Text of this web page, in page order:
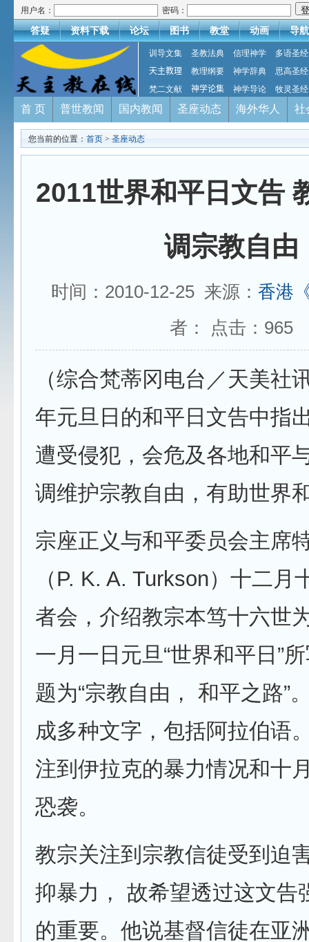
用户名： 密码：
答疑 资料下载 论坛 图书 教堂 动画 导航
训导文集 圣教法典 信理神学
多语圣经
天主教理
教理纲要 神学辞典
思高圣经
梵二文献
神学论集 神学导论 牧灵圣经
首 页 普世教闻 国内教闻 圣座动态 海外华人 社
您当前的位置： 首页 > 圣座动态
2011世界和平日文告
调宗教自由
时间：2010-12-25 来源： 香港
者： 点击： 965
（综合梵蒂冈电台／天美社
年元旦日的和平日文告中指
遭受侵犯，会危及各地和平
调维护宗教自由，有助世界
宗座正义与和平委员会主席
（P. K. A. Turkson）十二月
者会，介绍教宗本笃十六世
一月一日元旦“世界和平日”
题为“宗教自由， 和平之路”
成多种文字，包括阿拉伯语
注到伊拉克的暴力情况和十
恐袭。
教宗关注到宗教信徒受到迫
抑暴力， 故希望透过这文告
的重要。他说基督信徒在亚